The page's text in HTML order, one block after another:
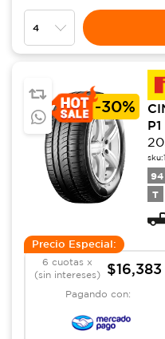
-30%
P1
sku:
94
T
Precio Especial:
6 cuotas x
(sin intereses)
$16,383
Pagando con: